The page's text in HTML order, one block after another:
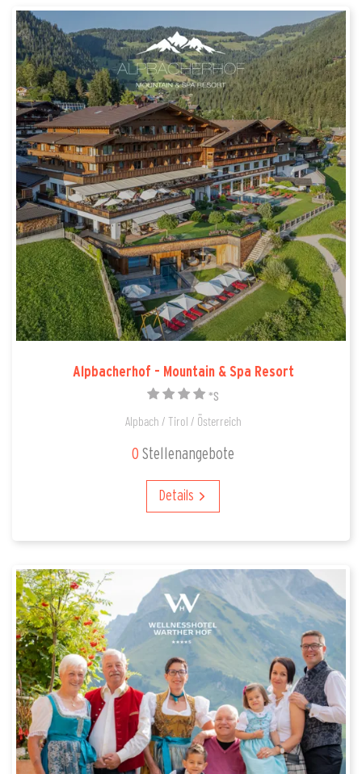
Alpbacherhof - Mountain & Spa Resort
*S
Alpbach / Tirol / Österreich
0 Stellenangebote
Details